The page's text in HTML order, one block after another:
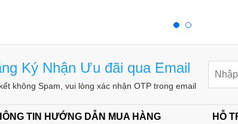
Ký Nhận Ưu đãi qua Email
không Spam, vui lòng xác nhận OTP trong email
TIN HƯỚNG DẪN MUA HÀNG HỖ